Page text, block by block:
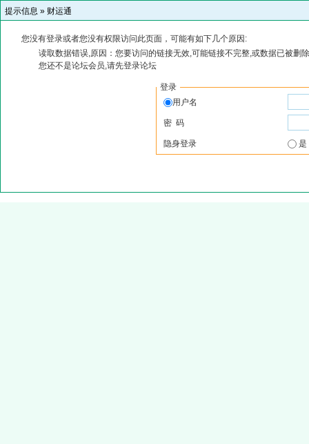
提示信息 » 财运通
您没有登录或者您没有权限访问此页面，可能有如下几个原因:
读取数据错误,原因：您要访问的链接无效,可能链接不完整,或数据已被删
您还不是论坛会员,请先登录论坛
登录
用户名
密 码
隐身登录